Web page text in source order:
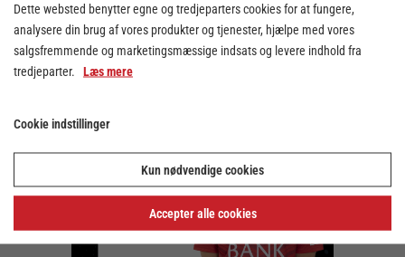
Dette websted benytter egne og tredjeparters cookies for at fungere,
analysere din brug af vores produkter og tjenester, hjælpe med vores
salgsfremmende og marketingsmæssige indsats og levere indhold fra
tredjeparter. Læs mere
Cookie indstillinger
Kun nødvendige cookies
Accepter alle cookies